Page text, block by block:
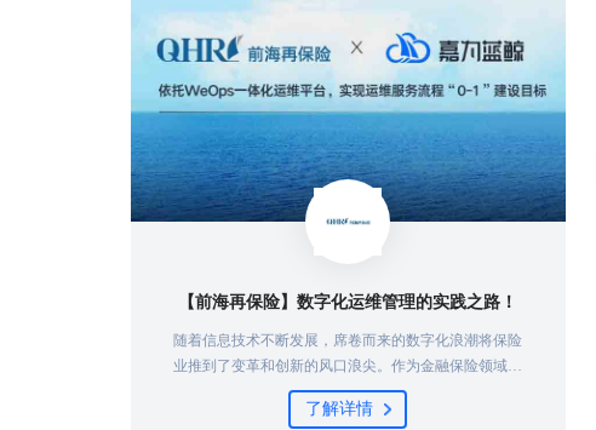
【前海再保险】数字化运维管理的实践之路！
随着信息技术不断发展，席卷而来的数字化浪潮将保险
业推到了变革和创新的风口浪尖。作为金融保险领域的
重要组成部分，前海再保险在发挥“减震器”功效、推动
巨灾保险体系建设的同时，全面推进 “战略规划与组织
了解详情